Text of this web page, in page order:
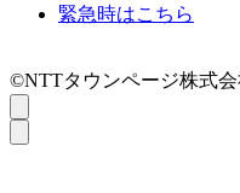
緊急時はこちら
©NTTタウンページ株式会